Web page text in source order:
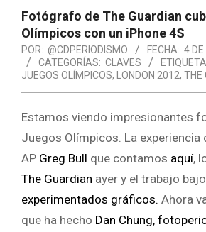
Fotógrafo de The Guardian
Olímpicos con un iPhone 4S
POR: @CDPERIODISMO FECHA: 4
CATEGORÍAS: CLAVES
JUEGOS OLÍMPICOS, LONDON 2012, THE
Estamos viendo impresionantes
Juegos Olímpicos. La
AP Greg Bull que contamos aquí,
The Guardian ayer y el trabajo
experimentados gráficos. Ahora
que ha hecho Dan Chung,